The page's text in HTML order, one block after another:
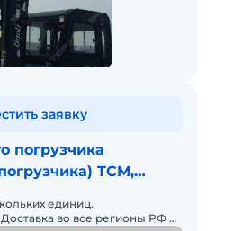
погрузчика
TCM,
единиц.
во все регионы РФ и
заявку